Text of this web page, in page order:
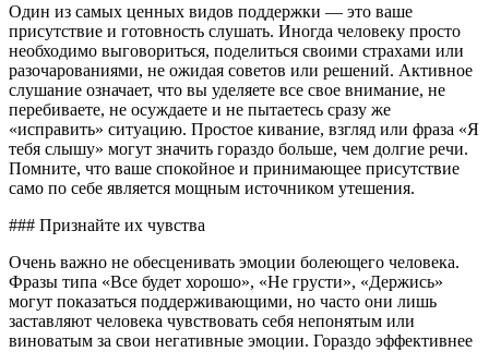
Один из самых ценных видов поддержки — это ваше
присутствие и готовность слушать. Иногда человеку просто
необходимо выговориться, поделиться своими страхами или
разочарованиями, не ожидая советов или решений. Активное
слушание означает, что вы уделяете все свое внимание, не
перебиваете, не осуждаете и не пытаетесь сразу же
«исправить» ситуацию. Простое кивание, взгляд или фраза «Я
тебя слышу» могут значить гораздо больше, чем долгие речи.
Помните, что ваше спокойное и принимающее присутствие
само по себе является мощным источником утешения.
### Признайте их чувства
Очень важно не обесценивать эмоции болеющего человека.
Фразы типа «Все будет хорошо», «Не грусти», «Держись»
могут показаться поддерживающими, но часто они лишь
заставляют человека чувствовать себя непонятым или
виноватым за свои негативные эмоции. Гораздо эффективнее